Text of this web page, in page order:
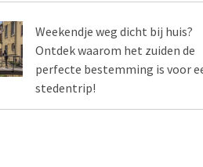
Weekendje weg dicht bij huis?
Ontdek waarom het zuiden de
perfecte bestemming is voor
stedentrip!